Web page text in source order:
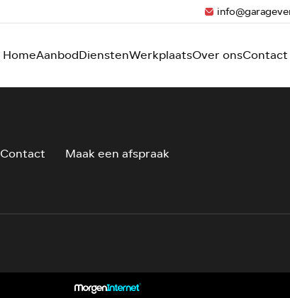
HomeAanbodDienstenWerkplaatsOver onsContact
Contact Maak een afspraak